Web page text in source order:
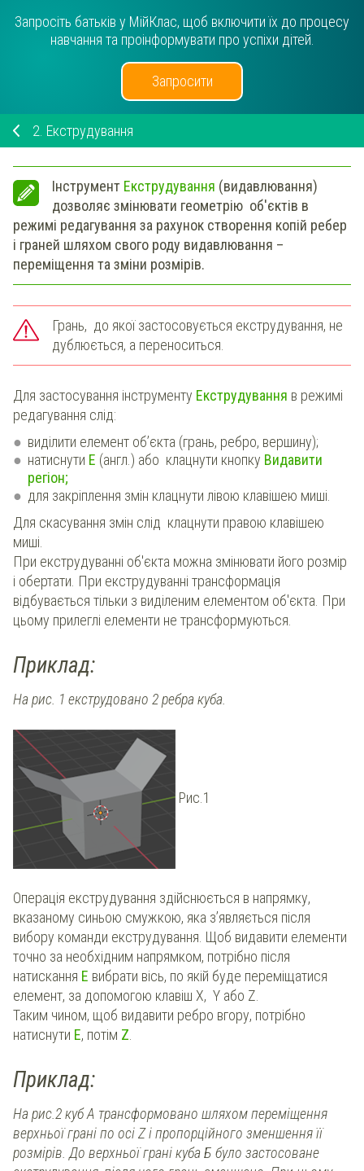
Запросіть батьків у МійКлас, щоб включити їх до процесу
навчання та проінформувати про успіхи дітей.
Запросити
2. Екструдування
Інструмент Екструдування (видавлювання)
дозволяє змінювати геометрію об'єктів в
режимі редагування за рахунок створення копій ребер
і граней шляхом свого роду видавлювання –
переміщення та зміни розмірів.
Грань, до якої застосовується екструдування, не
дублюється, а переноситься.
Для застосування інструменту Екструдування в режимі
редагування слід:
виділити елемент об’єкта (грань, ребро, вершину);
натиснути Е (англ.) або клацнути кнопку Видавити
регіон;
для закріплення змін клацнути лівою клавішею миші.
Для скасування змін слід клацнути правою клавішею
миші.
При екструдуванні об'єкта можна змінювати його розмір
і обертати. При екструдуванні трансформація
відбувається тільки з виділеним елементом об'єкта. При
цьому прилеглі елементи не трансформуються.
Приклад:
На рис. 1 екструдовано 2 ребра куба.
Рис.1
Операція екструдування здійснюється в напрямку,
вказаному синьою смужкою, яка з’являється після
вибору команди екструдування. Щоб видавити елементи
точно за необхідним напрямком, потрібно після
натискання E вибрати вісь, по якій буде переміщатися
елемент, за допомогою клавіш X, Y або Z.
Таким чином, щоб видавити ребро вгору, потрібно
натиснути E, потім Z
Приклад:
На рис.2 куб А трансформовано шляхом переміщення
верхньої грані по осі Z і пропорційного зменшення її
розмірів. До верхньої грані куба Б було застосоване